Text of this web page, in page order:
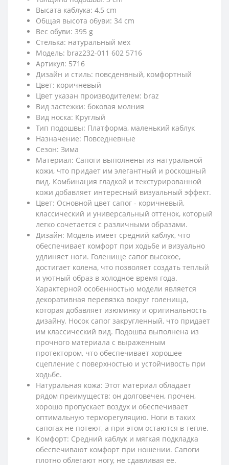
Высата каблука: 4,5 cm
Общая высота обуви: 34 cm
Вес обуви: 395 g
Стелька: натуральный мех
Модель: braz232-011 602 5716
Артикул: 5716
Дизайн и стиль: повсденвный, комфортный
Цвет: коричневый
Цвет указан производителем: braz
Вид застежки: боковая молния
Вид носка: Круглый
Тип подошвы: Платформа, маленький каблук
Назначение: Повседневные
Сезон: Зима
Материал: Сапоги выполнены из натуральной
кожи, что придает им элегантный и роскошный
вид. Комбинация гладкой и текстурированной
кожи добавляет интересный визуальный эффект.
Цвет: Основной цвет сапог - коричневый,
классический и универсальный оттенок, который
легко сочетается с различными образами.
Дизайн: Модель имеет средний каблук, что
обеспечивает комфорт при ходьбе и визуально
удлиняет ноги. Голенище сапог высокое,
достигает колена, что позволяет создать теплый
и уютный образ в холодное время года.
Характерной особенностью модели является
декоративная перевязка вокруг голенища,
которая добавляет изюминку и оригинальность
дизайну. Носок сапог закругленный, что придает
им классический вид. Подошва выполнена из
прочного материала с выраженным
протектором, что обеспечивает хорошее
сцепление с поверхностью и устойчивость при
ходьбе.
Натуральная кожа: Этот материал обладает
рядом преимуществ: он долговечен, прочен,
хорошо пропускает воздух и обеспечивает
оптимальную терморегуляцию. Ноги в таких
сапогах не потеют, а при этом остаются в тепле.
Комфорт: Средний каблук и мягкая подкладка
обеспечивают комфорт при ношении. Сапоги
плотно облегают ногу, не сдавливая ее.